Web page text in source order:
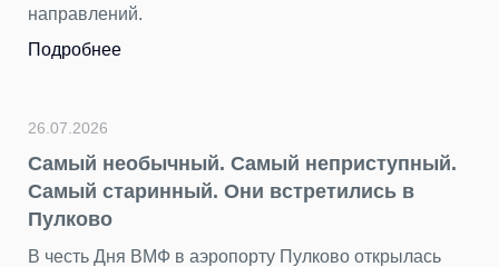
направлений.
Подробнее
26.07.2026
Самый необычный. Самый неприступный.
Самый старинный. Они встретились в
Пулково
В честь Дня ВМФ в аэропорту Пулково открылась